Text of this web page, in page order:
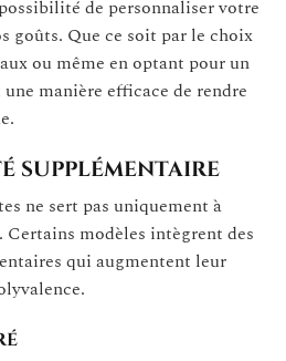
de personnaliser votre
goûts. Que ce soit par le choix
ou même en optant pour un
une manière efficace de rendre
ne sert pas uniquement à
Certains modèles intègrent des
qui augmentent leur